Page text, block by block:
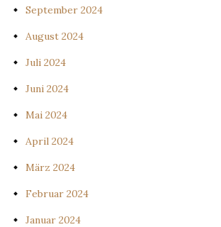
September 2024
August 2024
Juli 2024
Juni 2024
Mai 2024
April 2024
März 2024
Februar 2024
Januar 2024